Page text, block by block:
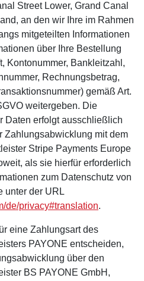
Street Lower, Grand Canal
an den wir Ihre im Rahmen
mitgeteilten Informationen
über Ihre Bestellung
Kontonummer, Bankleitzahl,
Rechnungsbetrag,
gemäß Art.
weitergeben. Die
Daten erfolgt ausschließlich
Zahlungsabwicklung mit dem
Stripe Payments Europe
als sie hierfür erforderlich
zum Datenschutz von
unter der URL
de/privacy#translation.
eine Zahlungsart des
PAYONE entscheiden,
über den
BS PAYONE GmbH,